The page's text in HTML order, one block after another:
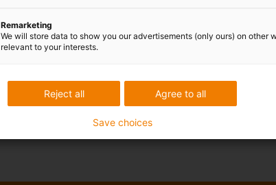
Remarketing
We will store data to show you our advertisements (only ours) on other
relevant to your interests.
Agree to all
Reject all
Save choices